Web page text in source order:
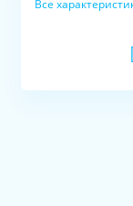
Все